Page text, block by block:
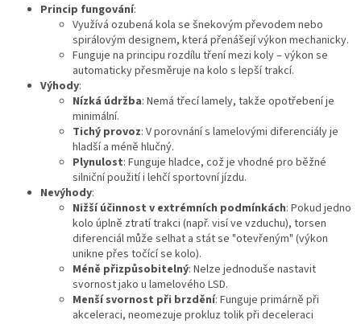
Princip fungování:
Využívá ozubená kola se šnekovým převodem nebo
spirálovým designem, která přenášejí výkon mechanicky.
Funguje na principu rozdílu tření mezi koly – výkon se
automaticky přesměruje na kolo s lepší trakcí.
Výhody:
Nízká údržba: Nemá třecí lamely, takže opotřebení je
minimální.
Tichý provoz: V porovnání s lamelovými diferenciály je
hladší a méně hlučný.
Plynulost: Funguje hladce, což je vhodné pro běžné
silniční použití i lehčí sportovní jízdu.
Nevýhody:
Nižší účinnost v extrémních podmínkách: Pokud jedno
kolo úplně ztratí trakci (např. visí ve vzduchu), torsen
diferenciál může selhat a stát se "otevřeným" (výkon
unikne přes točící se kolo).
Méně přizpůsobitelný: Nelze jednoduše nastavit
svornost jako u lamelového LSD.
Menší svornost při brzdění: Funguje primárně při
akceleraci, neomezuje prokluz tolik při deceleraci